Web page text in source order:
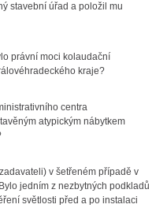
stavební úřad a položil mu
právní moci kolaudační
kraje?
centra
atypickým nábytkem
v šetřeném případě v
jedním z nezbytných podkladů
světlosti před a po instalaci